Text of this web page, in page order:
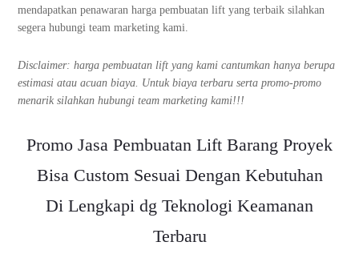
mendapatkan penawaran harga pembuatan lift yang terbaik silahkan
segera hubungi team marketing kami.
Disclaimer: harga pembuatan lift yang kami cantumkan hanya berupa
estimasi atau acuan biaya. Untuk biaya terbaru serta promo-promo
menarik silahkan hubungi team marketing kami!!!
Promo Jasa Pembuatan Lift Barang Proyek
Bisa Custom Sesuai Dengan Kebutuhan
Di Lengkapi dg Teknologi Keamanan
Terbaru